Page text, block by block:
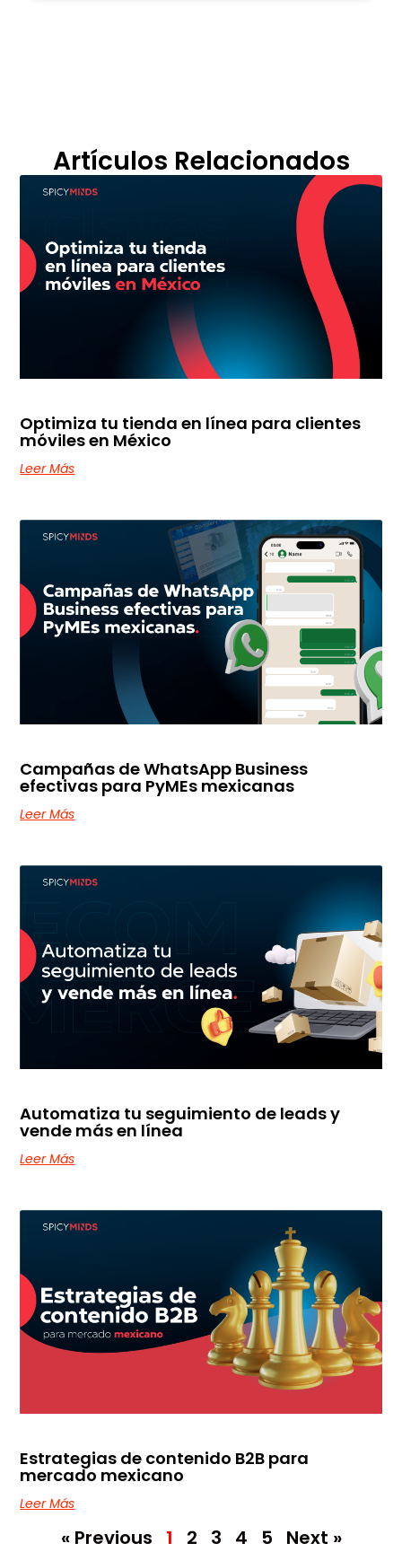
Artículos Relacionados
Optimiza tu tienda en línea para clientes
móviles en México
Leer Más
Campañas de WhatsApp Business
efectivas para PyMEs mexicanas
Leer Más
Automatiza tu seguimiento de leads y
vende más en línea
Leer Más
Estrategias de contenido B2B para
mercado mexicano
Leer Más
« Previous 1 2 3 4 5 Next »